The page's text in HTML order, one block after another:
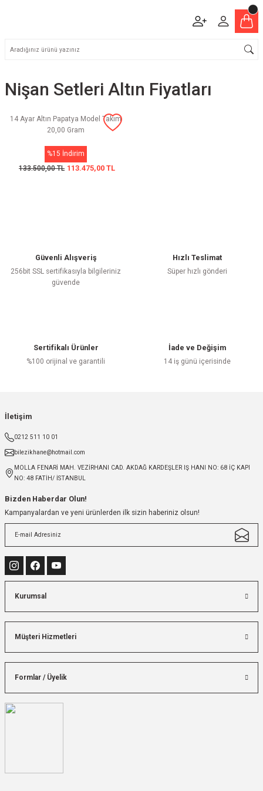
Nişan Setleri Altın Fiyatları
14 Ayar Altın Papatya Model Takım
20,00 Gram
%15 İndirim
133.500,00 TL 113.475,00 TL
Güvenli Alışveriş
256bit SSL sertifikasıyla bilgileriniz
güvende
Hızlı Teslimat
Süper hızlı gönderi
Sertifikalı Ürünler
%100 orijinal ve garantili
İade ve Değişim
14 iş günü içerisinde
İletişim
0212 511 10 01
bilezikhane@hotmail.com
MOLLA FENARİ MAH. VEZİRHANI CAD. AKDAĞ KARDEŞLER IŞ HANI NO: 68 İÇ KAPI
NO: 48 FATİH/ İSTANBUL
Bizden Haberdar Olun!
Kampanyalardan ve yeni ürünlerden ilk sizin haberiniz olsun!
Kurumsal
Müşteri Hizmetleri
Formlar / Üyelik